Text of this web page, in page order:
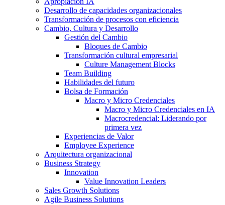
Desarrollo de capacidades organizacionales
Transformación de procesos con eficiencia
Cambio, Cultura y Desarrollo
Gestión del Cambio
Bloques de Cambio
Transformación cultural empresarial
Culture Management Blocks
Team Building
Habilidades del futuro
Bolsa de Formación
Macro y Micro Credenciales
Macro y Micro Credenciales en IA
Macrocredencial: Liderando por
primera vez
Experiencias de Valor
Employee Experience
Arquitectura organizacional
Business Strategy
Innovation
Value Innovation Leaders
Sales Growth Solutions
Agile Business Solutions